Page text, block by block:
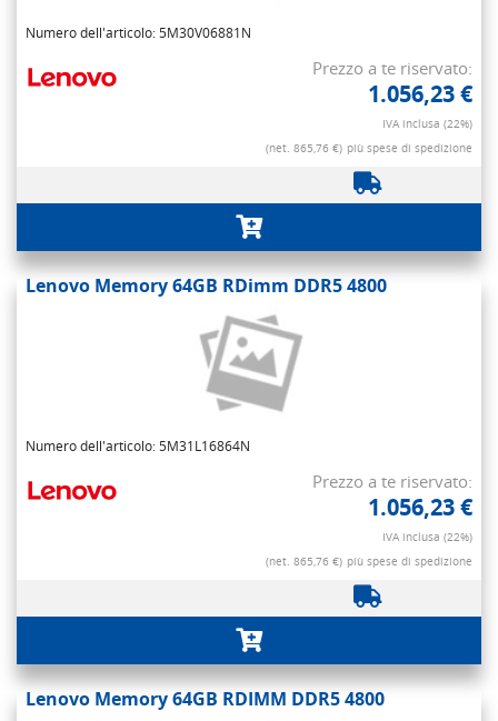
Numero dell'articolo: 5M30V06881N
Prezzo a te riservato:
1.056,23 €
IVA inclusa (22%)
(net. 865,76 €) più spese di spedizione
Lenovo Memory 64GB RDimm DDR5 4800
Numero dell'articolo: 5M31L16864N
Prezzo a te riservato:
1.056,23 €
IVA inclusa (22%)
(net. 865,76 €) più spese di spedizione
Lenovo Memory 64GB RDIMM DDR5 4800